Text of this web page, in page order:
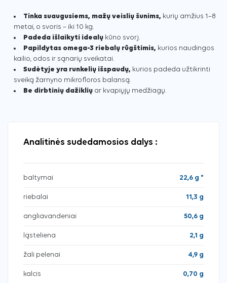
Tinka suaugusiems, mažų veislių šunims, kurių amžius 1–8
metai, o svoris – iki 10 kg.
Padeda išlaikyti idealų kūno svorį.
Papildytas omega-3 riebalų rūgštimis, kurios naudingos
kailio, odos ir sąnarių sveikatai.
Sudėtyje yra runkelių išspaudų, kurios padeda užtikrinti
sveiką žarnyno mikrofloros balansą.
Be dirbtinių dažiklių ar kvapiųjų medžiagų.
Analitinės sudedamosios dalys :
baltymai 22,6 g *
riebalai 11,3 g
angliavandeniai 50,6 g
ląsteliena 2,1 g
žali pelenai 4,9 g
kalcis 0,70 g